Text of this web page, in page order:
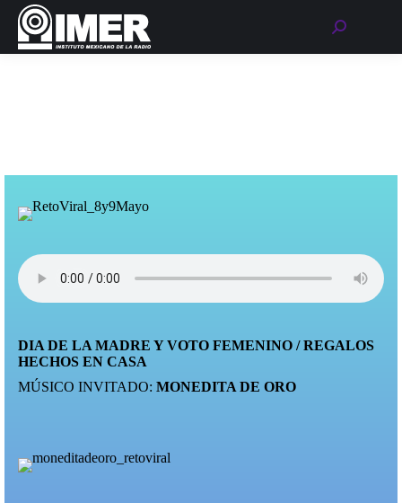
Buscar:
DIA DE LA MADRE Y VOTO FEMENINO / REGALOS
HECHOS EN CASA
MÚSICO INVITADO: MONEDITA DE ORO